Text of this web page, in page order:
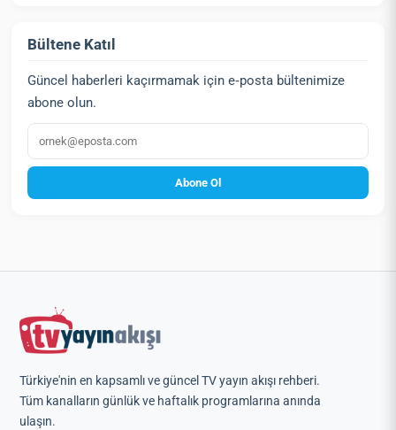
Bültene Katıl
Güncel haberleri kaçırmamak için e‑posta bültenimize
abone olun.
E‑posta
Abone Ol
Türkiye'nin en kapsamlı ve güncel TV yayın akışı rehberi.
Tüm kanalların günlük ve haftalık programlarına anında
ulaşın.